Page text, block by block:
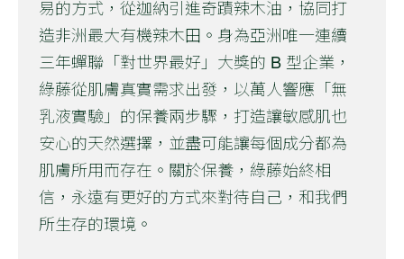
易的方式，從迦納引進奇蹟辣木油，協同打
造非洲最大有機辣木田。身為亞洲唯一連續
三年蟬聯「對世界最好」大獎的 B 型企業，
綠藤從肌膚真實需求出發，以萬人響應「無
乳液實驗」的保養兩步驟，打造讓敏感肌也
安心的天然選擇，並盡可能讓每個成分都為
肌膚所用而存在。關於保養，綠藤始終相
信，永遠有更好的方式來對待自己，和我們
所生存的環境。